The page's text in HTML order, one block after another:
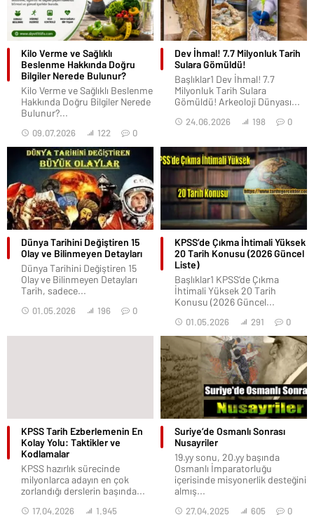
Kilo Verme ve Sağlıklı
Beslenme Hakkında Doğru
Bilgiler Nerede Bulunur?
Kilo Verme ve Sağlıklı Beslenme
Hakkında Doğru Bilgiler Nerede
Bulunur?...
09.07.2026 122 0
Dev İhmal! 7.7 Milyonluk Tarih
Sulara Gömüldü!
Başlıklar1 Dev İhmal! 7.7
Milyonluk Tarih Sulara
Gömüldü! Arkeoloji Dünyası...
24.06.2026 198 0
Dünya Tarihini Değiştiren 15
Olay ve Bilinmeyen Detayları
Dünya Tarihini Değiştiren 15
Olay ve Bilinmeyen Detayları
Tarih, sadece...
01.05.2026 196 0
KPSS’de Çıkma İhtimali Yüksek
20 Tarih Konusu (2026 Güncel
Liste)
Başlıklar1 KPSS’de Çıkma
İhtimali Yüksek 20 Tarih
Konusu (2026 Güncel...
01.05.2026 291 0
KPSS Tarih Ezberlemenin En
Kolay Yolu: Taktikler ve
Kodlamalar
KPSS hazırlık sürecinde
milyonlarca adayın en çok
zorlandığı derslerin başında...
17.04.2026 1.945
Suriye’de Osmanlı Sonrası
Nusayriler
19.yy sonu, 20.yy başında
Osmanlı İmparatorluğu
içerisinde misyonerlik desteğini
almış...
27.04.2025 605 0